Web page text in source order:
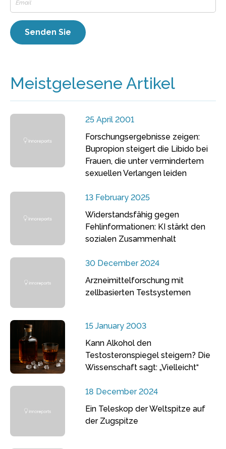
Meistgelesene Artikel
25 April 2001
Forschungsergebnisse zeigen:
Bupropion steigert die Libido bei
Frauen, die unter vermindertem
sexuellen Verlangen leiden
13 February 2025
Widerstandsfähig gegen
Fehlinformationen: KI stärkt den
sozialen Zusammenhalt
30 December 2024
Arzneimittelforschung mit
zellbasierten Testsystemen
15 January 2003
Kann Alkohol den
Testosteronspiegel steigern? Die
Wissenschaft sagt: „Vielleicht“
18 December 2024
Ein Teleskop der Weltspitze auf
der Zugspitze